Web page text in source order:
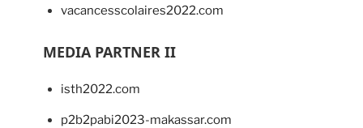
vacancesscolaires2022.com
MEDIA PARTNER II
isth2022.com
p2b2pabi2023-makassar.com